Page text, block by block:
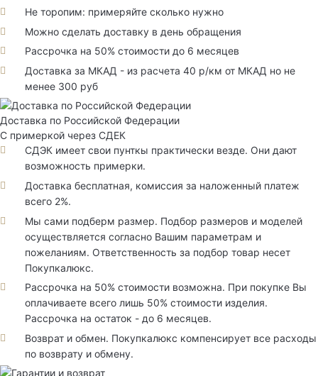
Не торопим: примеряйте сколько нужно
Можно сделать доставку в день обращения
Рассрочка на 50% стоимости до 6 месяцев
Доставка за МКАД - из расчета 40 р/км от МКАД но не
менее 300 руб
Доставка по Российской Федерации
С примеркой через СДЕК
СДЭК имеет свои пунткы практически везде. Они дают
возможность примерки.
Доставка бесплатная, комиссия за наложенный платеж
всего 2%.
Мы сами подберм размер. Подбор размеров и моделей
осуществляется согласно Вашим параметрам и
пожеланиям. Ответственность за подбор товар несет
Покупкалюкс.
Рассрочка на 50% стоимости возможна. При покупке Вы
оплачиваете всего лишь 50% стоимости изделия.
Рассрочка на остаток - до 6 месяцев.
Возврат и обмен. Покупкалюкс компенсирует все расходы
по возврату и обмену.